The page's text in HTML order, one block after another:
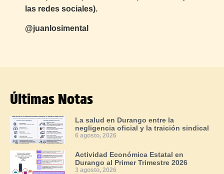
las redes sociales).
@juanlosimental
Últimas Notas
La salud en Durango entre la
negligencia oficial y la traición sindical
6 agosto, 2026
Actividad Económica Estatal en
Durango al Primer Trimestre 2026
3 agosto, 2026